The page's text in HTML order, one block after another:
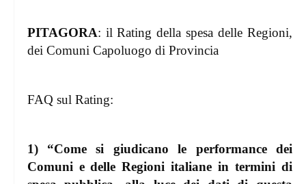
PITAGORA: il Rating della spesa delle Regioni,
dei Comuni Capoluogo di Provincia
FAQ sul Rating:
1) “Come si giudicano le performance dei
Comuni e delle Regioni italiane in termini di